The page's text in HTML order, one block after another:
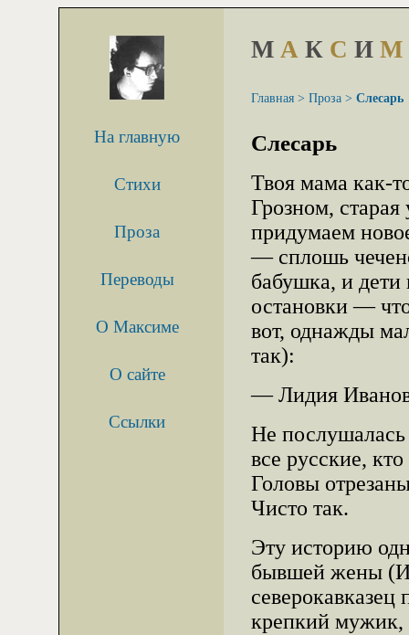
На главную
Стихи
Проза
Переводы
О Максиме
О сайте
Ссылки
М А К С И М
Главная > Проза > Слесарь
Слесарь
Твоя мама как-
Грозном,
придумаем
— сплошь
бабушка, и
остановки —
вот, однажды
так):
— Лидия
Не
все русские,
Головы
Чисто так.
Эту историю
бывшей жены
крепкий мужик,